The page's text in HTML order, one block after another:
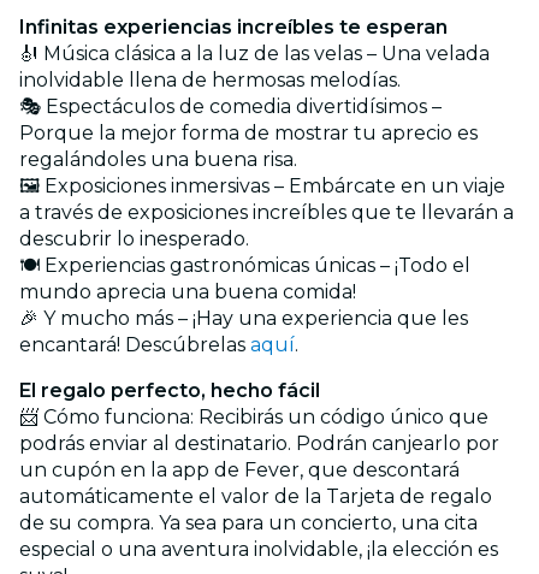
Infinitas experiencias increíbles te esperan
🎻 Música clásica a la luz de las velas – Una velada
inolvidable llena de hermosas melodías.
🎭 Espectáculos de comedia divertidísimos –
Porque la mejor forma de mostrar tu aprecio es
regalándoles una buena risa.
🖼️ Exposiciones inmersivas – Embárcate en un viaje
a través de exposiciones increíbles que te llevarán a
descubrir lo inesperado.
🍽️ Experiencias gastronómicas únicas – ¡Todo el
mundo aprecia una buena comida!
🎉 Y mucho más – ¡Hay una experiencia que les
encantará! Descúbrelas aquí.
El regalo perfecto, hecho fácil
📨 Cómo funciona: Recibirás un código único que
podrás enviar al destinatario. Podrán canjearlo por
un cupón en la app de Fever, que descontará
automáticamente el valor de la Tarjeta de regalo
de su compra. Ya sea para un concierto, una cita
especial o una aventura inolvidable, ¡la elección es